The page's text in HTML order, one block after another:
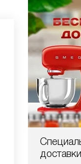
доставки